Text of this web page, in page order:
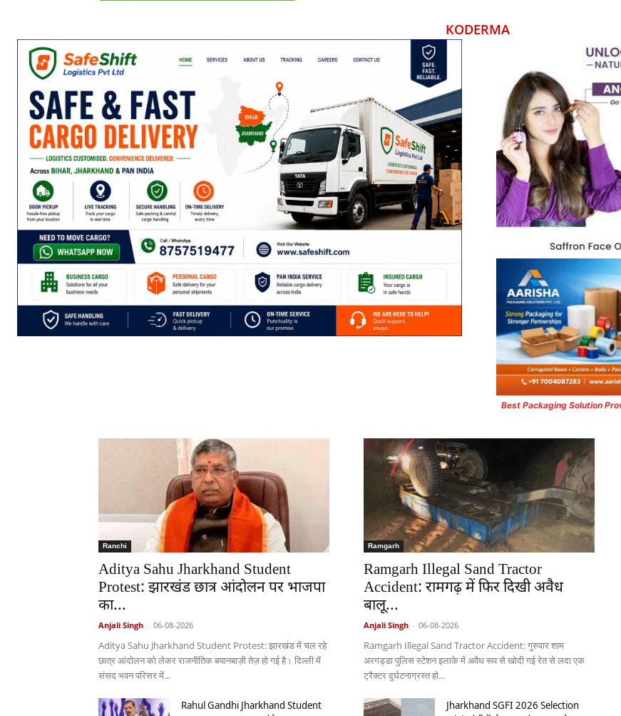
KODERMA
Best Packaging Solution
Ranchi
Aditya Sahu Jharkhand Student
Protest: झारखंड छात्र आंदोलन पर भाजपा
का...
Anjali Singh - 06-08-2026
Aditya Sahu Jharkhand Student Protest: झारखंड में चल रहे
छात्र आंदोलन को लेकर राजनीतिक बयानबाज़ी तेज़ हो गई है। दिल्ली में
संसद भवन परिसर में...
Ramgarh
Ramgarh Illegal Sand Tractor
Accident: रामगढ़ में फिर दिखी अवैध
बालू...
Anjali Singh - 06-08-2026
Ramgarh Illegal Sand Tractor Accident: गुरुवार शाम
अरगड्डा पुलिस स्टेशन इलाके में अवैध रूप से खोदी गई रेत से लदा एक
ट्रैक्टर दुर्घटनाग्रस्त हो...
Rahul Gandhi Jharkhand Student
Jharkhand SGFI 2026 Selection